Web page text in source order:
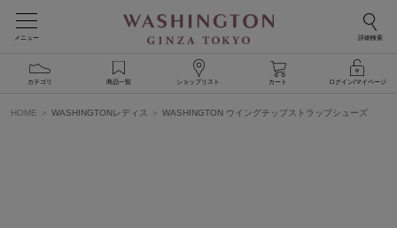
メニュー 詳細検索
カテゴリ 商品一覧 ショップリスト カート ログイン/マイページ
HOME WASHINGTONレディス WASHINGTON ウイングチップストラップシューズ